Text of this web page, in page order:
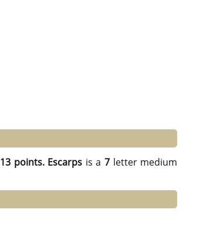
13 points. Escarps is a 7letter medium